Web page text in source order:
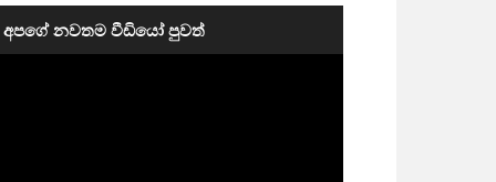
අපගේ නවතම වීඩියෝ පුවත්